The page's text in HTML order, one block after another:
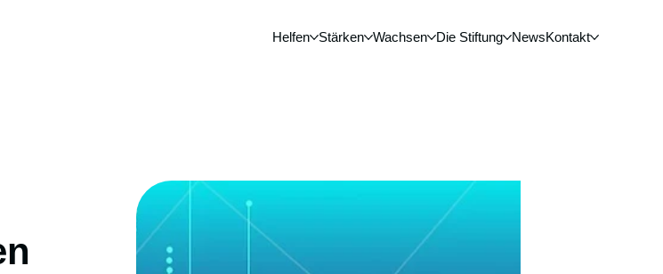
Helfen Stärken Wachsen Die Stiftung NewsKontakt